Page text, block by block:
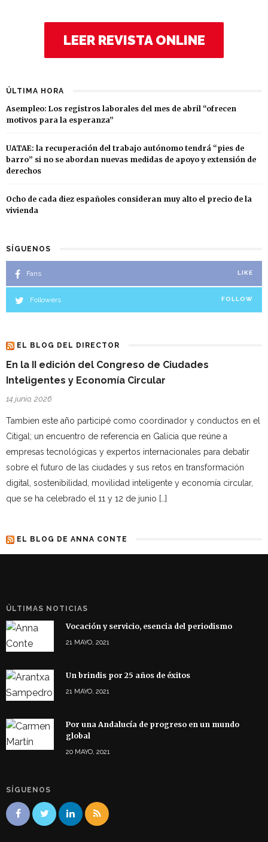
LEER REVISTA ONLINE
ÚLTIMA HORA
Asempleo: Los registros laborales del mes de abril “ofrecen
motivos para la esperanza”
UATAE: la recuperación del trabajo autónomo tendrá “pies de
barro” si no se abordan nuevas medidas de apoyo y extensión de
derechos
Ocho de cada diez españoles consideran muy alto el precio de la
vivienda
SÍGUENOS
Fans LIKE
Followers FOLLOW
EL BLOG DEL DIRECTOR
En la II edición del Congreso de Ciudades
Inteligentes y Economía Circular
14 junio, 2026
Tambien este año participé como coordinador y conductos en el
Citigal; un encuentro de referencia en Galicia que reúne a
empresas tecnológicas y expertos internacionales para debatir
sobre el futuro de las ciudades y sus retos en transformación
digital, sostenibilidad, movilidad inteligente y economía circular,
que se ha celebrado el 11 y 12 de junio […]
EL BLOG DE ANNA CONTE
ÚLTIMAS NOTICIAS
Vocación y servicio, esencia del periodismo
21 MAYO, 2021
Un brindis por 25 años de éxitos
21 MAYO, 2021
Por una Andalucía de progreso en un mundo
global
20 MAYO, 2021
SÍGUENOS